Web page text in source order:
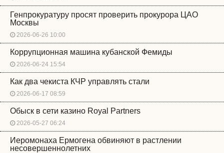
Генпрокуратуру просят проверить прокурора ЦАО
Москвы
2026-06-26 10:00
Коррупционная машина кубанской Фемиды
2026-06-24 15:54
Как два чекиста КЧР управлять стали
2026-06-17 08:59
Обыск в сети казино Royal Partners
2026-05-27 06:24
Иеромонаха Ермогена обвиняют в растлении
несовершеннолетних